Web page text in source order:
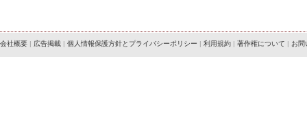
会社概要 | 広告掲載 | 個人情報保護方針とプライバシーポリシー | 利用規約 | 著作権について | お問